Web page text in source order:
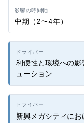
中期（2〜4年）
利便性と環境への影
ューション
新興メガシティに